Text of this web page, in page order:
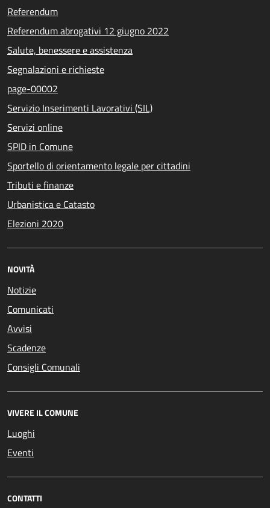
Referendum
Referendum abrogativi 12 giugno 2022
Salute, benessere e assistenza
Segnalazioni e richieste
page-00002
Servizio Inserimenti Lavorativi (SIL)
Servizi online
SPID in Comune
Sportello di orientamento legale per cittadini
Tributi e finanze
Urbanistica e Catasto
Elezioni 2020
NOVITÀ
Notizie
Comunicati
Avvisi
Scadenze
Consigli Comunali
VIVERE IL COMUNE
Luoghi
Eventi
CONTATTI